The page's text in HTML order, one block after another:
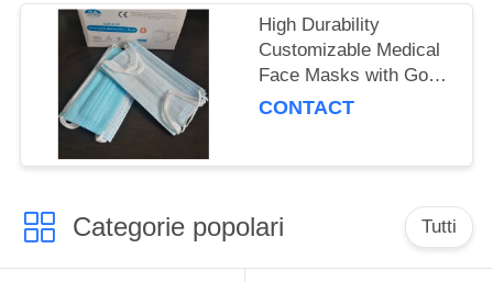
High Durability
Customizable Medical
Face Masks with Good
Breathability
CONTACT
Categorie popolari Tutti